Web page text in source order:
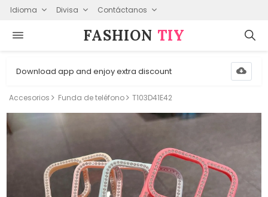
Idioma Divisa Contáctanos
FASHION⁠ TIY
Download app and enjoy extra discount
Accesorios Funda de teléfono T103D41E42